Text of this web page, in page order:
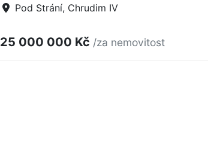
Pod Strání, Chrudim IV
25 000 000 Kč /za nemovitost